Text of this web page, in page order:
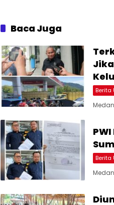
Baca Juga
Berita
Berita